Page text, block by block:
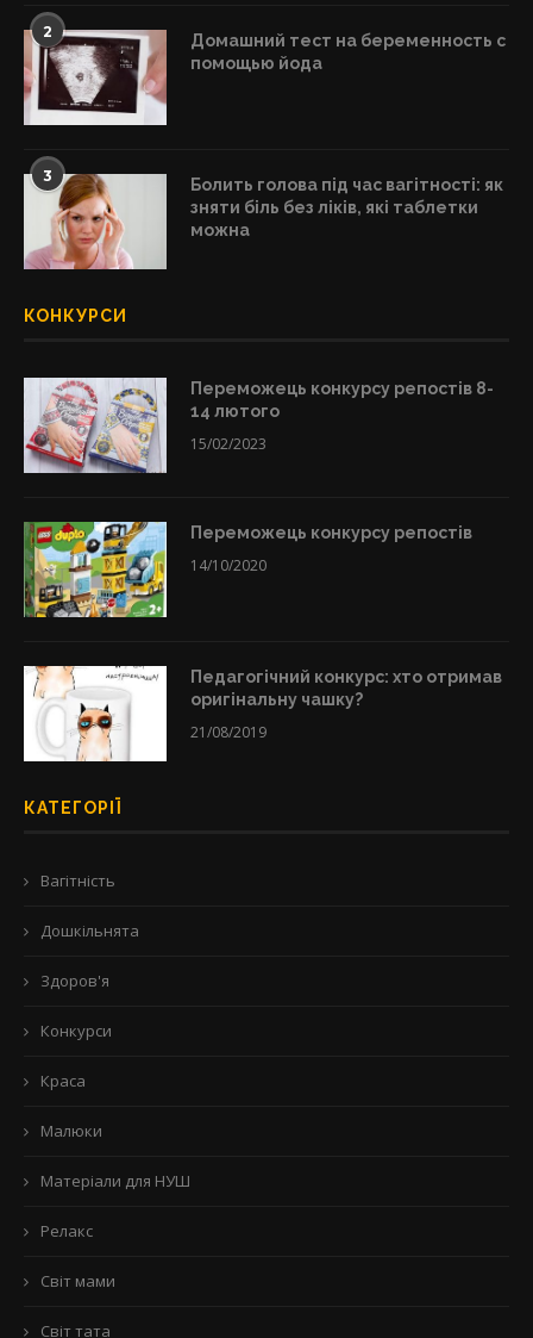
2
Домашний тест на беременность с
помощью йода
3
Болить голова під час вагітності: як
зняти біль без ліків, які таблетки
можна
КОНКУРСИ
Переможець конкурсу репостів 8-
14 лютого
15/02/2023
Переможець конкурсу репостів
14/10/2020
Педагогічний конкурс: хто отримав
оригінальну чашку?
21/08/2019
КАТЕГОРІЇ
Вагітність
Дошкільнята
Здоров'я
Конкурси
Краса
Малюки
Матеріали для НУШ
Релакс
Світ мами
Світ тата